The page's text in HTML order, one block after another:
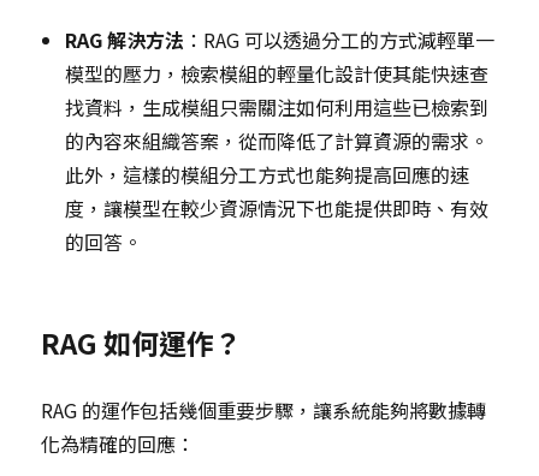
RAG 解決方法 ：RAG 可以透過分工的方式減輕單一
模型的壓力，檢索模組的輕量化設計使其能快速查
找資料，生成模組只需關注如何利用這些已檢索到
的內容來組織答案，從而降低了計算資源的需求。
此外，這樣的模組分工方式也能夠提高回應的速
度，讓模型在較少資源情況下也能提供即時、有效
的回答。
RAG 如何運作？
RAG 的運作包括幾個重要步驟，讓系統能夠將數據轉
化為精確的回應：